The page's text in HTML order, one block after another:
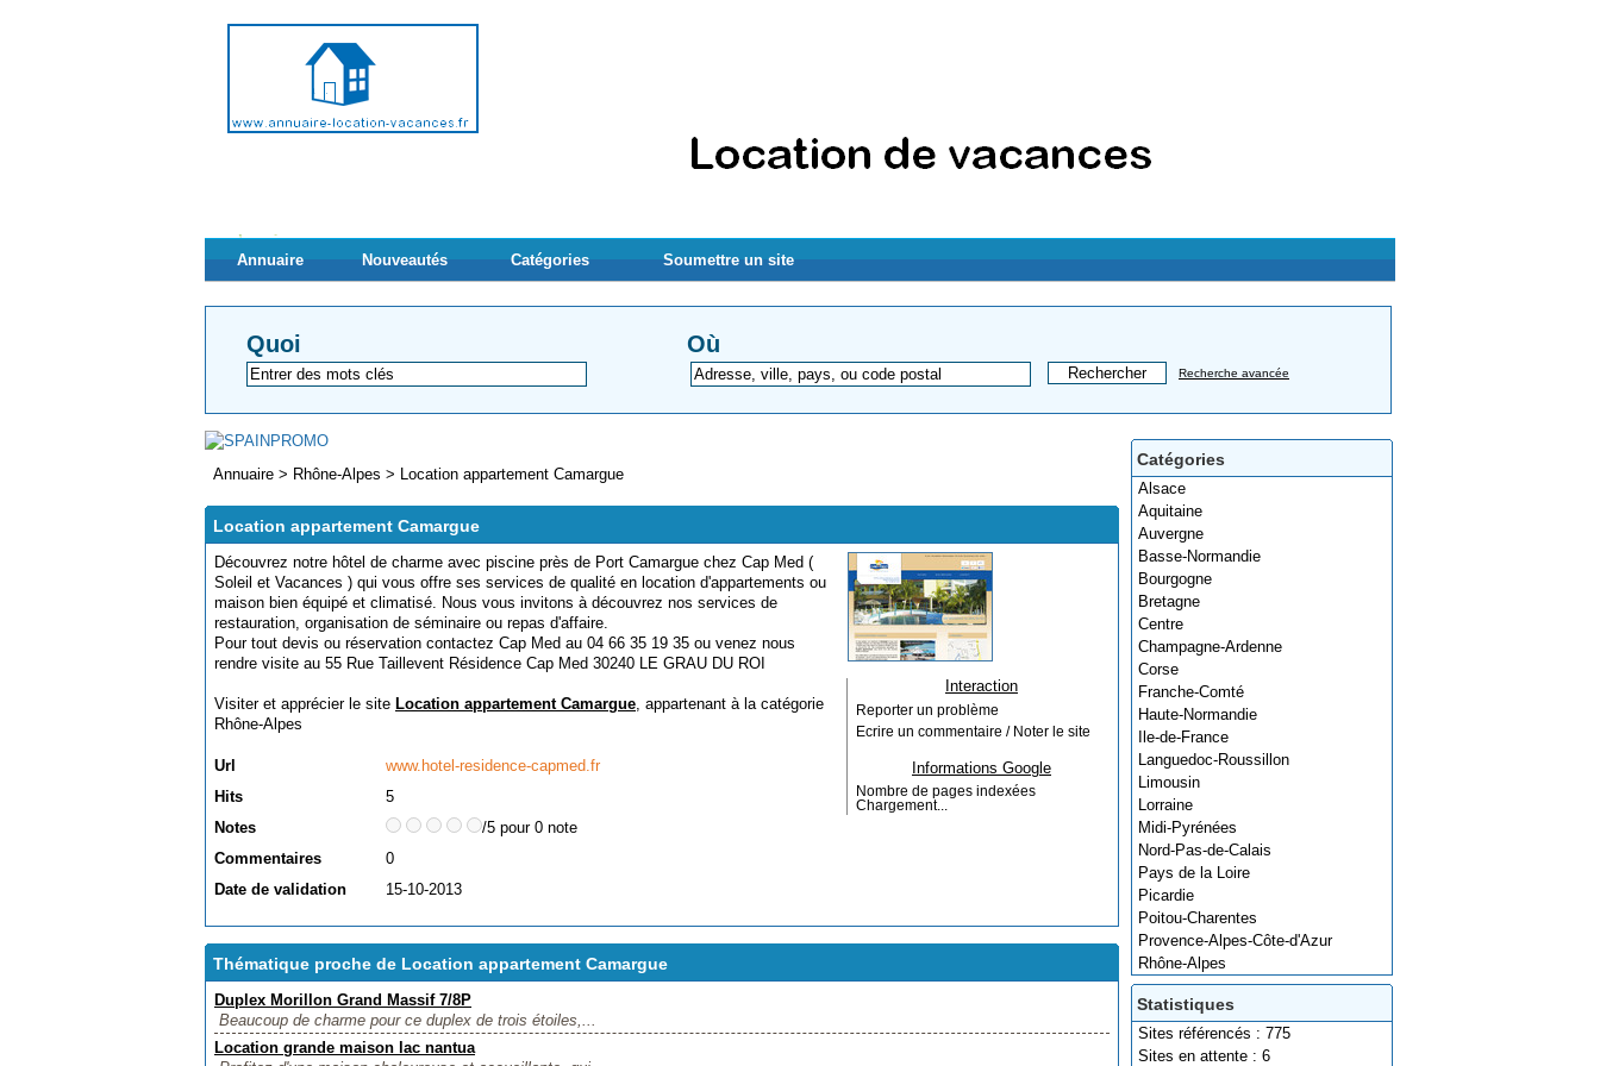
Annuaire Nouveautés Catégories Soumettre un site
Quoi Où
Recherche avancée
Catégories
Alsace
Aquitaine
Auvergne
Basse-Normandie
Bourgogne
Bretagne
Centre
Champagne-Ardenne
Corse
Franche-Comté
Haute-Normandie
Ile-de-France
Languedoc-Roussillon
Limousin
Lorraine
Midi-Pyrénées
Nord-Pas-de-Calais
Pays de la Loire
Picardie
Poitou-Charentes
Provence-Alpes-Côte-d'Azur
Rhône-Alpes
Statistiques
Sites référencés : 775
Sites en attente : 6
Annuaire > Rhône-Alpes > Location appartement Camargue
Location appartement Camargue
Découvrez notre hôtel de charme avec piscine près de Port Camargue chez Cap Med (
Soleil et Vacances ) qui vous offre ses services de qualité en location d'appartements ou
maison bien équipé et climatisé. Nous vous invitons à découvrez nos services de
restauration, organisation de séminaire ou repas d'affaire.
Pour tout devis ou réservation contactez Cap Med au 04 66 35 19 35 ou venez nous
rendre visite au 55 Rue Taillevent Résidence Cap Med 30240 LE GRAU DU ROI
Visiter et apprécier le site Location appartement Camargue, appartenant à la catégorie
Rhône-Alpes
Url
www.hotel-residence-capmed.fr
Hits
5
Notes
/5 pour 0 note
Commentaires
0
Date de validation
15-10-2013
Interaction
Reporter un problème
Ecrire un commentaire / Noter le site
Informations Google
Nombre de pages indexées
Chargement...
Thématique proche de Location appartement Camargue
Duplex Morillon Grand Massif 7/8P
Beaucoup de charme pour ce duplex de trois étoiles,...
Location grande maison lac nantua